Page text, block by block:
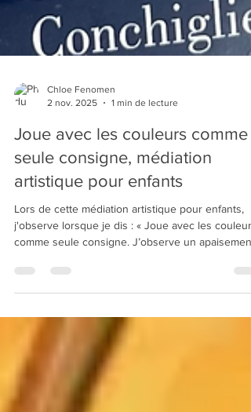
2 nov. 2025
1 min de lecture
Joue avec les couleurs comme
seule consigne, médiation
artistique pour enfants
Lors de cette médiation artistique pour enfants,
comme seule consigne. J’observe un apaisement
matière.